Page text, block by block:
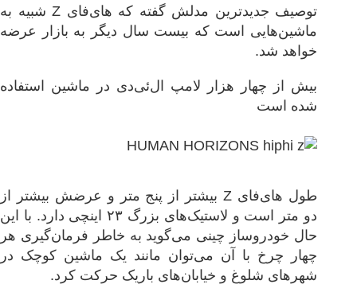
توصیف جدیدترین مدلش گفته که های‌فای Z شبیه به
ماشین‌هایی است که بیست سال دیگر به بازار عرضه
خواهد شد.
بیش از چهار هزار لامپ ال‌ئی‌دی در ماشین استفاده
شده است
طول های‌فای Z بیشتر از پنج متر و عرضش بیشتر از
دو متر است و لاستیک‌های بزرگ ۲۳ اینچی دارد. با این
حال خودروساز چینی می‌گوید به خاطر فرمان‌گیری هر
چهار چرخ با آن می‌توان مانند یک ماشین کوچک در
شهرهای شلوغ و خیابان‌های باریک حرکت کرد.